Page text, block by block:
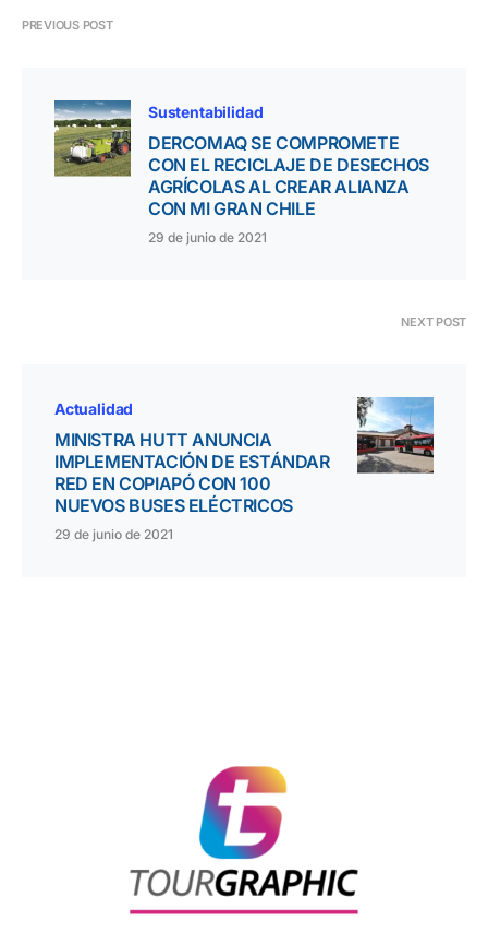
PREVIOUS POST
Sustentabilidad
DERCOMAQ SE COMPROMETE
CON EL RECICLAJE DE DESECHOS
AGRÍCOLAS AL CREAR ALIANZA
CON MI GRAN CHILE
29 de junio de 2021
NEXT POST
Actualidad
MINISTRA HUTT ANUNCIA
IMPLEMENTACIÓN DE ESTÁNDAR
RED EN COPIAPÓ CON 100
NUEVOS BUSES ELÉCTRICOS
29 de junio de 2021